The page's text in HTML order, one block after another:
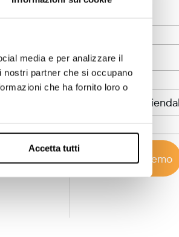
media e per analizzare il
partner che si occupano
che ha fornito loro o
Accetta tutti
Azienda
Sito Web
Prova la demo